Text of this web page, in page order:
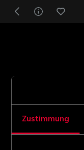
Zustimmung